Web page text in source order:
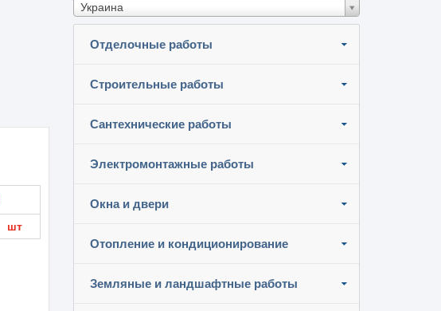
Украина
Отделочные работы
Строительные работы
Сантехнические работы
Электромонтажные работы
Окна и двери
Отопление и кондиционирование
Земляные и ландшафтные работы
шт